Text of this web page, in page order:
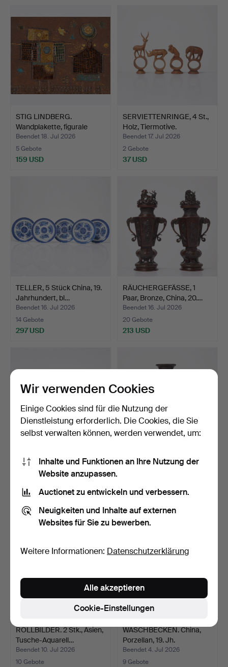
STIG LINDBERG.
Wandplakette, figurale
Komp…
Beendet 18. Jul 2026
5 Gebote
159 USD
SERVIETTENRINGE, 4 St.,
Holz, Tiermotive.
Beendet 17. Jul 2026
2 Gebote
37 USD
TELLER, 5 Stück China, 19.
Jahrhundert, bl…
Beendet 16. Jul 2026
14 Gebote
297 USD
RÄUCHERGEFÄSSE, 1
Paar, Bronze, China, 20.…
Beendet 16. Jul 2026
20 Gebote
213 USD
WEINKELCHE MIT
UNTERTASSEN. 2 Teile,
Beendet 15. Jul 2026
6 Gebote
VASE, China, Anfang des
20. Jahrhunderts, …
5 Gebote
ROLLBILDER. 2 Stk., Asien,
Tusche-Aquarell…
Beendet 10. Jul 2026
10 Gebote
WASCHBECKEN. China,
Porzellan, 19. Jh.
Beendet 4. Jul 2026
9 Gebote
Wir verwenden Cookies
Einige Cookies sind für die Nutzung der
Dienstleistung erforderlich. Die Cookies, die Sie
selbst verwalten können, werden verwendet, um:
Inhalte und Funktionen an Ihre Nutzung der
Website anzupassen.
Auctionet zu entwickeln und verbessern.
Neuigkeiten und Inhalte auf externen
Websites für Sie zu bewerben.
Weitere Informationen: Datenschutzerklärung
Cookie-Einstellungen
Alle akzeptieren